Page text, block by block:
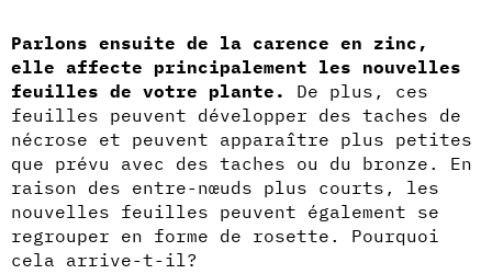
Parlons ensuite de la carence en zinc,
elle affecte principalement les nouvelles
feuilles de votre plante.
De plus, ces
feuilles peuvent développer des taches de
nécrose et peuvent apparaître plus petites
que prévu avec des taches ou du bronze. En
raison des entre-nœuds plus courts, les
nouvelles feuilles peuvent également se
regrouper en forme de rosette. Pourquoi
cela arrive-t-il?